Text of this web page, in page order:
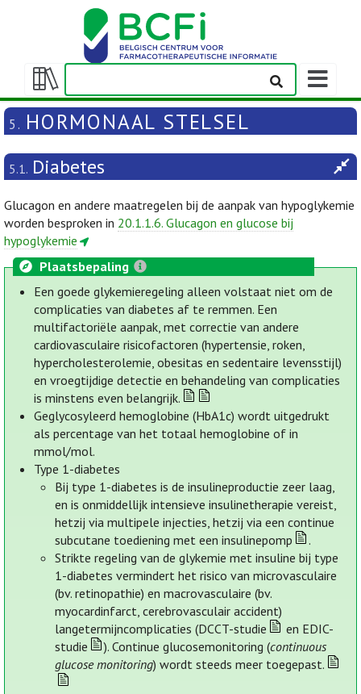
Weergeven/verbergen
inhoudstafel
5. HORMONAAL STELSEL
5.1. Diabetes
Glucagon en andere maatregelen bij de aanpak van hypoglykemie
worden besproken in 20.1.1.6. Glucagon en glucose bij
hypoglykemie
Plaatsbepaling
Een goede glykemieregeling alleen volstaat niet om de
complicaties van diabetes af te remmen. Een
multifactoriële aanpak, met correctie van andere
cardiovasculaire risicofactoren (hypertensie, roken,
hypercholesterolemie, obesitas en sedentaire levensstijl)
en vroegtijdige detectie en behandeling van complicaties
is minstens even belangrijk.
Geglycosyleerd hemoglobine (HbA1c) wordt uitgedrukt
als percentage van het totaal hemoglobine of in
mmol/mol.
Type 1-diabetes
Bij type 1-diabetes is de insulineproductie zeer laag,
en is onmiddellijk intensieve insulinetherapie vereist,
hetzij via multipele injecties, hetzij via een continue
subcutane toediening met een insulinepomp
.
Strikte regeling van de glykemie met insuline bij type
1-diabetes vermindert het risico van microvasculaire
(bv. retinopathie) en macrovasculaire (bv.
myocardinfarct, cerebrovasculair accident)
langetermijncomplicaties (DCCT-studie
en EDIC-
studie
). Continue glucosemonitoring (continuous
glucose monitoring) wordt steeds meer toegepast.